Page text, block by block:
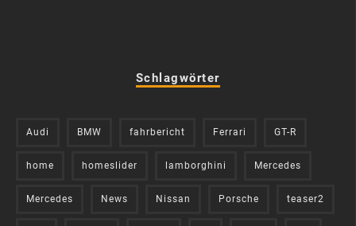
Schlagwörter
Audi BMW fahrbericht Ferrari GT-R
home homeslider lamborghini Mercedes
Mercedes News Nissan Porsche teaser2